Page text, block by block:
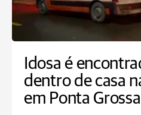
Idosa é
dentro de casa
em Ponta Grossa